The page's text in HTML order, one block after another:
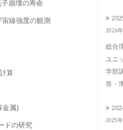
崩壊の寿命
線強度の観測
算
属)
ドの研究
2026
総合
ユニ
学部
答・
2025